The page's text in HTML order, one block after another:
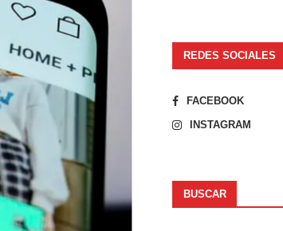
REDES SOCIALES
FACEBOOK
INSTAGRAM
BUSCAR